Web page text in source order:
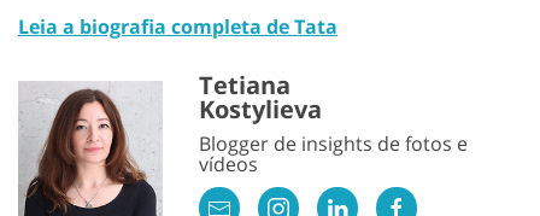
Leia a biografia completa de Tata
Tetiana
Kostylieva
Blogger de insights de fotos e
vídeos